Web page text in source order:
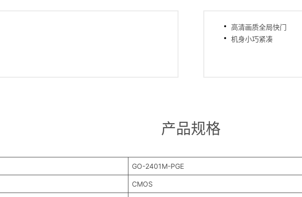
高清画质全局快门
机身小巧紧凑
产品规格
GO-2401M-PGE
CMOS